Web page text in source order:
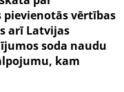
vērtības
arī Latvijas
soda naudu
kam